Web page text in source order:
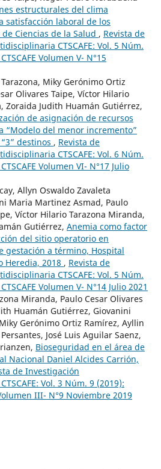
estructurales del clima
satisfacción laboral de los
Ciencias de la Salud , Revista de
CTSCAFE: Vol. 5 Núm.
Volumen V- N°15
Miky Gerónimo Ortiz
Olivares Taipe, Víctor Hilario
Zoraida Judith Huamán Gutiérrez,
de asignación de recursos
“Modelo del menor incremento”
destinos , Revista de
CTSCAFE: Vol. 6 Núm.
Volumen VI- N°17 Julio
Allyn Oswaldo Zavaleta
Maria Martinez Asmad, Paulo
Víctor Hilario Tarazona Miranda,
Gutiérrez, Anemia como factor
del sitio operatorio en
gestación a término, Hospital
Heredia, 2018 , Revista de
CTSCAFE: Vol. 5 Núm.
Volumen V- N°14 Julio 2021
Miranda, Paulo Cesar Olivares
Huamán Gutiérrez, Giovanini
Gerónimo Ortiz Ramírez, Ayllin
José Luis Aguilar Saenz,
Bioseguridad en el área de
Nacional Daniel Alcides Carrión,
de Investigación
Vol. 3 Núm. 9 (2019):
III- N°9 Noviembre 2019